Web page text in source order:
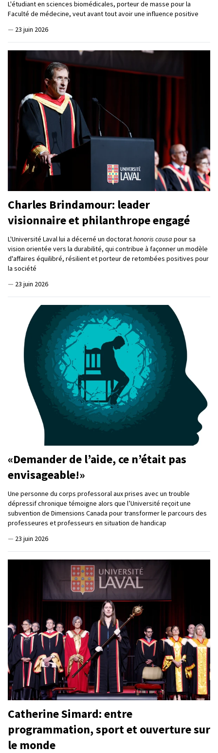
L'étudiant en sciences biomédicales, porteur de masse pour la
Faculté de médecine, veut avant tout avoir une influence positive
— 23 juin 2026
Charles Brindamour: leader
visionnaire et philanthrope engagé
L'Université Laval lui a décerné un doctorathonoris causa pour sa
vision orientée vers la durabilité, qui contribue à façonner un modèle
d'affaires équilibré, résilient et porteur de retombées positives pour
la société
— 23 juin 2026
«Demander de l’aide, ce n’était pas
envisageable!»
Une personne du corps professoral aux prises avec un trouble
dépressif chronique témoigne alors que l’Université reçoit une
subvention de Dimensions Canada pour transformer le parcours des
professeures et professeurs en situation de handicap
— 23 juin 2026
Catherine Simard: entre
programmation, sport et ouverture sur
le monde